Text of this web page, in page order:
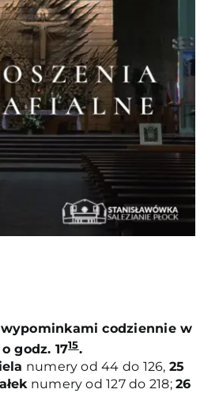
wypominkami codziennie w
godz. 1715.
numery od 44 do 126, 25
numery od 127 do 218;26